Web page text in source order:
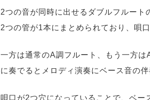
2つの音が同時に出せるダブルフルート
2つの管が1本にまとめられており、唄
一方は通常のA調フルート、もう一方
に奏でるとメロディ演奏にベース音の
唄口が2つ穴になっていることで、ベ